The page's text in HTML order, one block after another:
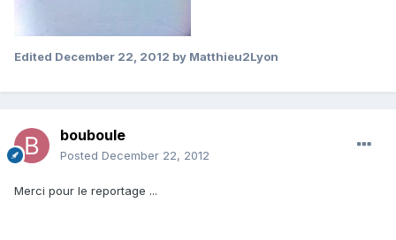
Edited December 22, 2012 by Matthieu2Lyon
bouboule
Posted December 22, 2012
Merci pour le reportage ...